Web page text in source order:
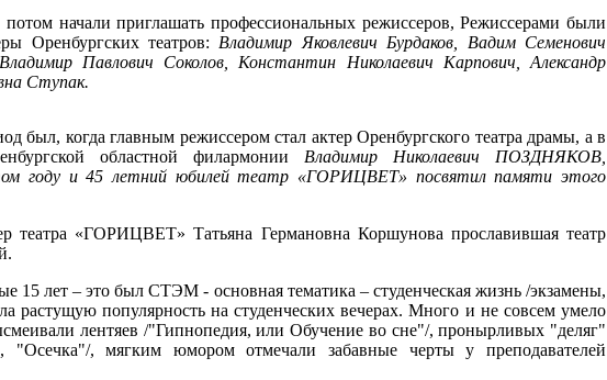
начали приглашать профессиональных режиссеров, Режиссерами были
Оренбургских театров: Владимир Яковлевич Бурдаков, Вадим Семенович
Павлович Соколов, Константин Николаевич Карпович, Александр
Ступак.
был, когда главным режиссер­ом стал актер Оренбургского театра драмы, а в
областной филармонии Владимир Николаевич ПОЗДНЯКОВ,
году и 45 летний юбилей театр «ГОРИЦВЕТ» посвятил памяти этого
театра «ГОРИЦВЕТ» Татьяна Германовна Коршунова прославившая театр
15 лет – это был СТЭМ - основная тематика – студенческая жизнь /экзамены,
растущую популярность на студенческих вечерах. Много и не совсем умело
лентяев /"Гипнопедия, или Обучение во сне"/, пронырливых "деляг"
"Осечка"/, мягким юмором отмечали забавные черты у преподавателей